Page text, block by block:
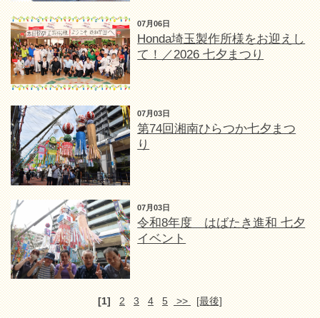
07月06日
Honda埼玉製作所様をお迎えし
て！／2026 七夕まつり
07月03日
第74回湘南ひらつか七夕まつ
り
07月03日
令和8年度 はばたき進和 七夕
イベント
[1] 2 3 4 5 >> [最後]